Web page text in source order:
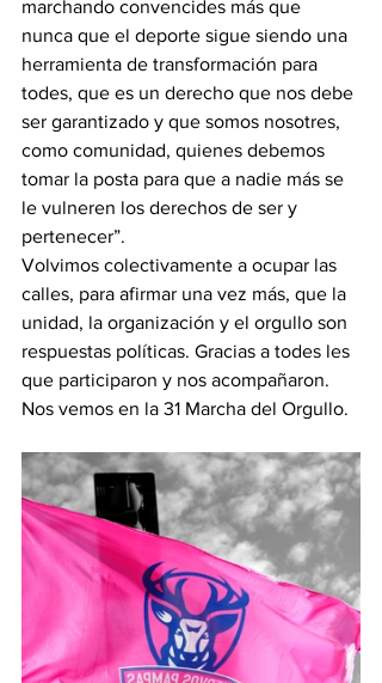
marchando convencides más que
nunca que el deporte sigue siendo una
herramienta de transformación para
todes, que es un derecho que nos debe
ser garantizado y que somos nosotres,
como comunidad, quienes debemos
tomar la posta para que a nadie más se
le vulneren los derechos de ser y
pertenecer”.
Volvimos colectivamente a ocupar las
calles, para afirmar una vez más, que la
unidad, la organización y el orgullo son
respuestas políticas. Gracias a todes les
que participaron y nos acompañaron.
Nos vemos en la 31 Marcha del Orgullo.